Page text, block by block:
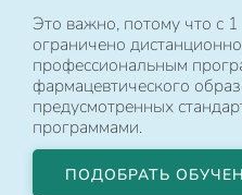
Это важно, потому что с
ограничено
профессиональным
фармацевтического
предусмотренных
программами.
ПОДОБРАТЬ